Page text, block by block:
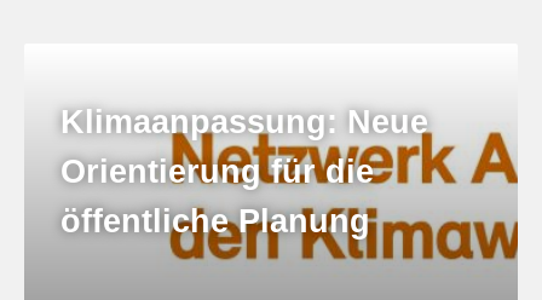
Klimaanpassung: Neue
Orientierung für die
öffentliche Planung